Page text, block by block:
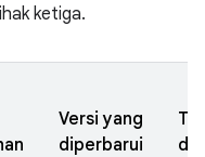
ketiga.
Versi yang
diperbarui